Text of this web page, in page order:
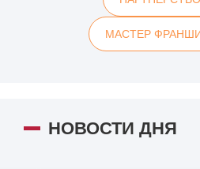
МАСТЕР
НОВОСТИ ДНЯ